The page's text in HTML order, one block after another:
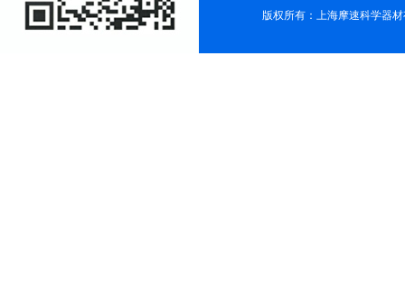
版权所有：上海摩速科学器